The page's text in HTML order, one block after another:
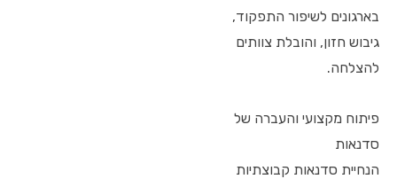
בארגונים לשיפור התפקוד,
גיבוש חזון, והובלת צוותים
להצלחה.
פיתוח מקצועי והעברה של
סדנאות
הנחיית סדנאות קבוצתיות